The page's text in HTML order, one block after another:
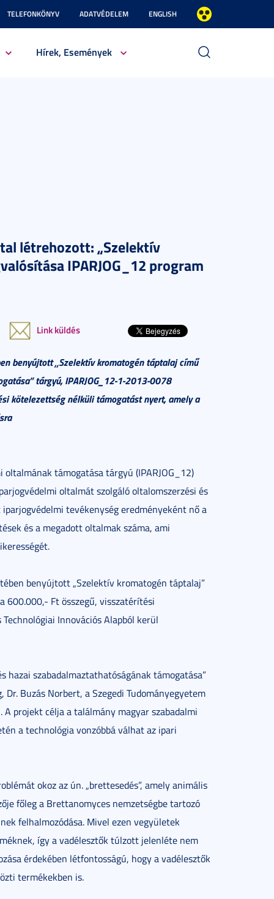
TELEFONKÖNYV ADATVÉDELEM ENGLISH
Hírek, Események
létrehozott: „Szelektív
IPARJOG_12 program
Link küldés
benyújtott „Szelektív kromatogén táptalaj című
tárgyú, IPARJOG_12-1-2013-0078
kötelezettség nélküli támogatást nyert, amely a
támogatása tárgyú (IPARJOG_12)
oltalmát szolgáló oltalomszerzési és
tevékenység eredményeként nő a
és a megadott oltalmak száma, ami
benyújtott „Szelektív kromatogén táptalaj”
600.000,- Ft összegű, visszatérítési
Innovációs Alapból kerül
hazai szabadalmaztathatóságának támogatása”
Buzás Norbert, a Szegedi Tudományegyetem
projekt célja a találmány magyar szabadalmi
a technológia vonzóbbá válhat az ipari
okoz az ún. „brettesedés”, amely animális
főleg a Brettanomyces nemzetségbe tartozó
felhalmozódása. Mivel ezen vegyületek
így a vadélesztők túlzott jelenléte nem
érdekében létfontosságú, hogy a vadélesztők
termékekben is.